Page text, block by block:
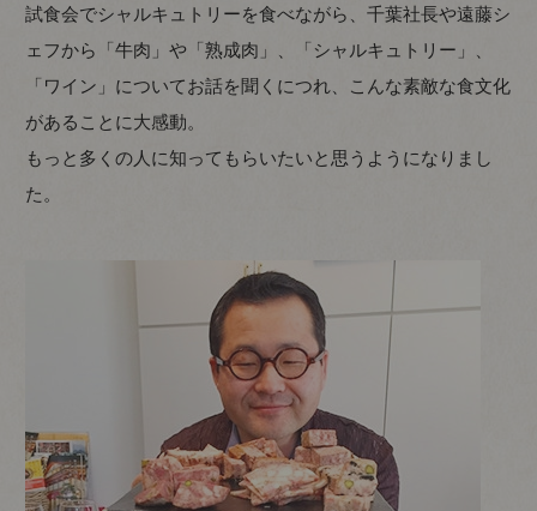
試食会でシャルキュトリーを食べながら、千葉社長や遠藤シ
ェフから「牛肉」や「熟成肉」、「シャルキュトリー」、
「ワイン」についてお話を聞くにつれ、こんな素敵な食文化
があることに大感動。
もっと多くの人に知ってもらいたいと思うようになりまし
た。